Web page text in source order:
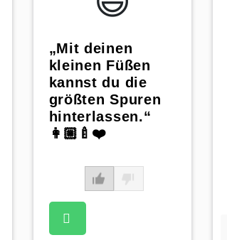
„Mit deinen
kleinen Füßen
kannst du die
größten Spuren
hinterlassen.“
👩🏼‍🍼❤️